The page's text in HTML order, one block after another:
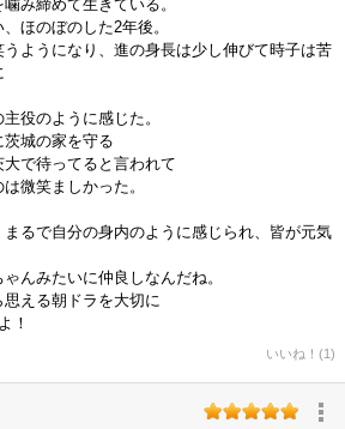
み締めて生きている。
ほのぼのした2年後。
ようになり、進の身長は少し伸びて時子は苦
役のように感じた。
城の家を守る
で待ってると言われて
微笑ましかった。
るで自分の身内のように感じられ、皆が元気
んみたいに仲良しなんだね。
える朝ドラを大切に
！
いいね！(1)